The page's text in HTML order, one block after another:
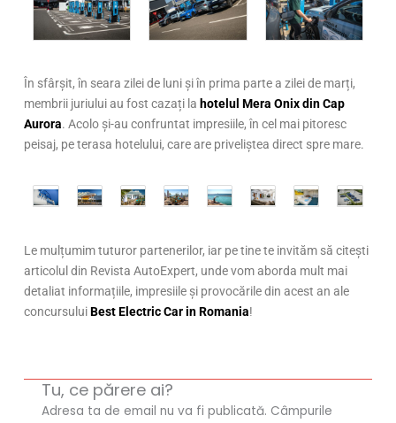
În sfârșit, în seara zilei de luni și în prima parte a zilei de marți,
membrii juriului au fost cazați la hotelul Mera Onix din Cap
Aurora. Acolo și-au confruntat impresiile, în cel mai pitoresc
peisaj, pe terasa hotelului, care are priveliștea direct spre mare.
Le mulțumim tuturor partenerilor, iar pe tine te invităm să citești
articolul din Revista AutoExpert, unde vom aborda mult mai
detaliat informațiile, impresiile și provocările din acest an ale
concursuluiBest Electric Car in Romania!
Tu, ce părere ai?
Adresa ta de email nu va fi publicată. Câmpurile